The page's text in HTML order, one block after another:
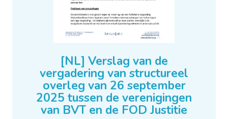
[NL] Verslag van de
vergadering van structureel
overleg van 26 september
2025 tussen de verenigingen
van BVT en de FOD Justitie